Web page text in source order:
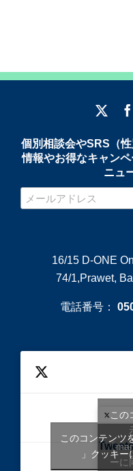
個別相談会やSRS（
情報やお得なキャン
ニュ
16/15 D-ONE
74/1,Prawet,
電話番号：
この
「
ーに
このコンテンツ
」クッキー